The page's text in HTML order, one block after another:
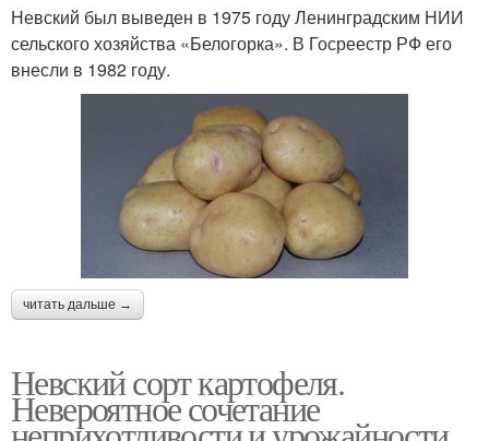
Невский был выведен в 1975 году Ленинградским НИИ
сельского хозяйства «Белогорка». В Госреестр РФ его
внесли в 1982 году.
читать дальше →
Невский сорт картофеля.
Невероятное сочетание